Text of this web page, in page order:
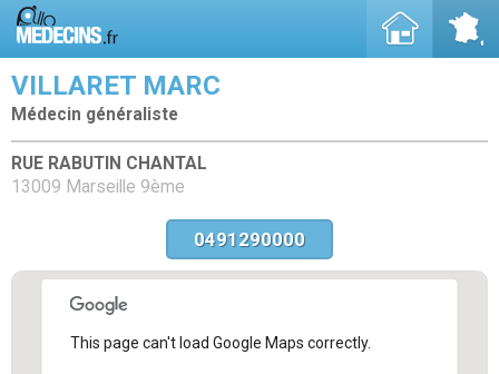
VILLARET MARC
Médecin généraliste
RUE RABUTIN CHANTAL
13009 Marseille 9ème
0491290000
This page can't load Google Maps correctly.